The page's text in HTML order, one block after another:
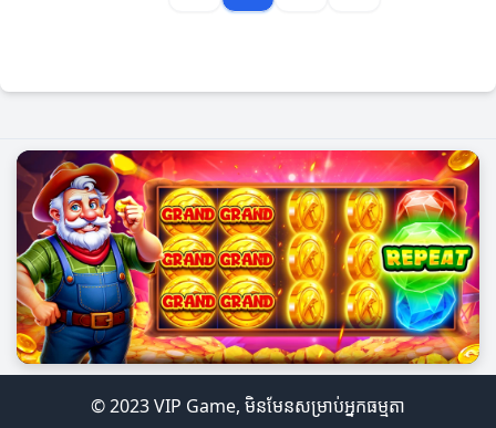
© 2023 VIP Game, មិនមែនសម្រាប់អ្នកធម្មតា